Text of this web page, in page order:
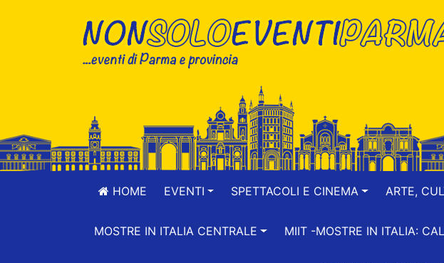
HOME EVENTI SPETTACOLI E CINEMA ARTE,
MOSTRE IN ITALIA CENTRALE MIIT -MOSTRE IN ITALIA: